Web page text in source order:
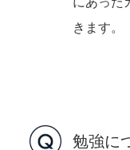
きます。
勉強に